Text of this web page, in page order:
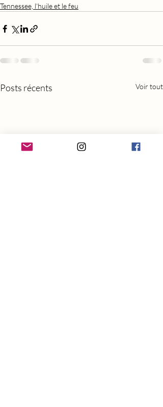
Tennessee, l'huile et le feu
Posts récents Voir tout